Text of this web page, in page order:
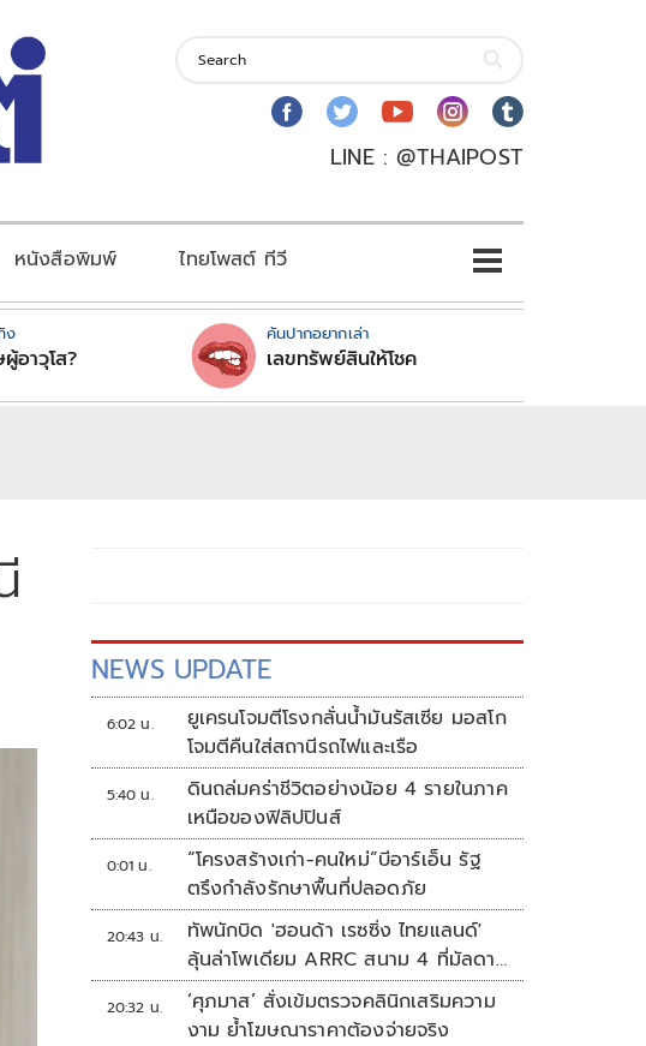
LINE : @THAIPOST
หนังสือพิมพ์ ไทยโพสต์ ทีวี
ง
อาวุโส?
คันปากอยากเล่า
เลขทรัพย์สินให้โชค
NEWS UPDATE
6:02 น.
ยูเครนโจมตีโรงกลั่นน้ำมันรัสเซีย มอสโก
โจมตีคืนใส่สถานีรถไฟและเรือ
5:40 น.
ดินถล่มคร่าชีวิตอย่างน้อย 4 รายในภาค
เหนือของฟิลิปปินส์
0:01 น.
“โครงสร้างเก่า-คนใหม่”บีอาร์เอ็น รัฐ
ตรึงกำลังรักษาพื้นที่ปลอดภัย
20:43 น.
ทัพนักบิด 'ฮอนด้า เรซซิ่ง ไทยแลนด์'
ลุ้นล่าโพเดียม ARRC สนาม 4 ที่มัลดาลิ
กา
20:32 น.
‘ศุภมาส’ สั่งเข้มตรวจคลินิกเสริมความ
งาม ย้ำโฆษณาราคาต้องจ่ายจริง